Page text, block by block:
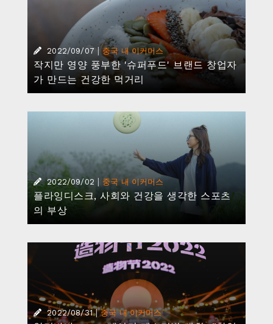
2022/09/07 | 중국 내 이커머스
작지만 영양 풍부한 '슈퍼푸드' 브랜드 창업자
가 만드는 건강한 먹거리
2022/09/02 | 중국 내 이커머스
플라잉디스크, 사회와 건강을 생각한 스포츠
의 부상
2022/08/31 | 중국 내 이커머스